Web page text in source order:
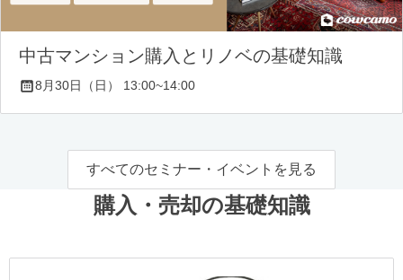
中古マンション購入とリノベの基礎知識
8月30日（日） 13:00~14:00
すべてのセミナー・イベントを見る
購入・売却の基礎知識